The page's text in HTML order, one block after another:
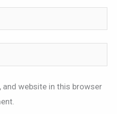
and website in this browser